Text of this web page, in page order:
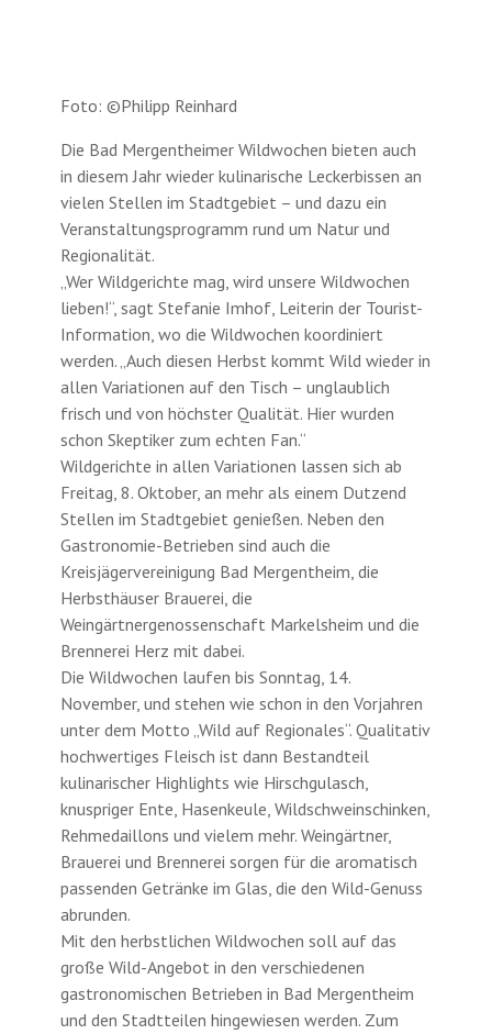
Foto: ©Philipp Reinhard
Die Bad Mergentheimer Wildwochen bieten auch
in diesem Jahr wieder kulinarische Leckerbissen an
vielen Stellen im Stadtgebiet – und dazu ein
Veranstaltungsprogramm rund um Natur und
Regionalität.
„Wer Wildgerichte mag, wird unsere Wildwochen
lieben!“, sagt Stefanie Imhof, Leiterin der Tourist-
Information, wo die Wildwochen koordiniert
werden. „Auch diesen Herbst kommt Wild wieder in
allen Variationen auf den Tisch – unglaublich
frisch und von höchster Qualität. Hier wurden
schon Skeptiker zum echten Fan.“
Wildgerichte in allen Variationen lassen sich ab
Freitag, 8. Oktober, an mehr als einem Dutzend
Stellen im Stadtgebiet genießen. Neben den
Gastronomie-Betrieben sind auch die
Kreisjägervereinigung Bad Mergentheim, die
Herbsthäuser Brauerei, die
Weingärtnergenossenschaft Markelsheim und die
Brennerei Herz mit dabei.
Die Wildwochen laufen bis Sonntag, 14.
November, und stehen wie schon in den Vorjahren
unter dem Motto „Wild auf Regionales“. Qualitativ
hochwertiges Fleisch ist dann Bestandteil
kulinarischer Highlights wie Hirschgulasch,
knuspriger Ente, Hasenkeule, Wildschweinschinken,
Rehmedaillons und vielem mehr. Weingärtner,
Brauerei und Brennerei sorgen für die aromatisch
passenden Getränke im Glas, die den Wild-Genuss
abrunden.
Mit den herbstlichen Wildwochen soll auf das
große Wild-Angebot in den verschiedenen
gastronomischen Betrieben in Bad Mergentheim
und den Stadtteilen hingewiesen werden. Zum